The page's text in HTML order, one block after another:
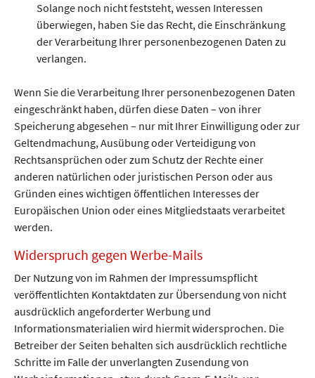
Solange noch nicht feststeht, wessen Interessen
überwiegen, haben Sie das Recht, die Einschränkung
der Verarbeitung Ihrer personenbezogenen Daten zu
verlangen.
Wenn Sie die Verarbeitung Ihrer personenbezogenen Daten
eingeschränkt haben, dürfen diese Daten – von ihrer
Speicherung abgesehen – nur mit Ihrer Einwilligung oder zur
Geltendmachung, Ausübung oder Verteidigung von
Rechtsansprüchen oder zum Schutz der Rechte einer
anderen natürlichen oder juristischen Person oder aus
Gründen eines wichtigen öffentlichen Interesses der
Europäischen Union oder eines Mitgliedstaats verarbeitet
werden.
Widerspruch gegen Werbe-Mails
Der Nutzung von im Rahmen der Impressumspflicht
veröffentlichten Kontaktdaten zur Übersendung von nicht
ausdrücklich angeforderter Werbung und
Informationsmaterialien wird hiermit widersprochen. Die
Betreiber der Seiten behalten sich ausdrücklich rechtliche
Schritte im Falle der unverlangten Zusendung von